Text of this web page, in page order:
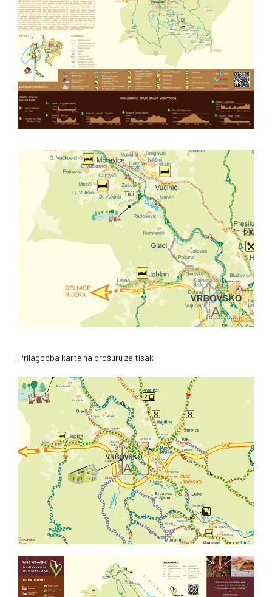
Prilagodba karte na brošuru za tisak: